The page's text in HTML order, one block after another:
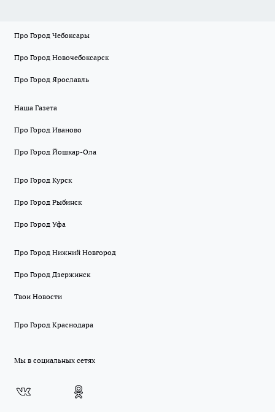
Про Город Чебоксары
Про Город Новочебоксарск
Про Город Ярославль
Наша Газета
Про Город Иваново
Про Город Йошкар-Ола
Про Город Курск
Про Город Рыбинск
Про Город Уфа
Про Город Нижний Новгород
Про Город Дзержинск
Твои Новости
Про Город Краснодара
Мы в социальных сетях